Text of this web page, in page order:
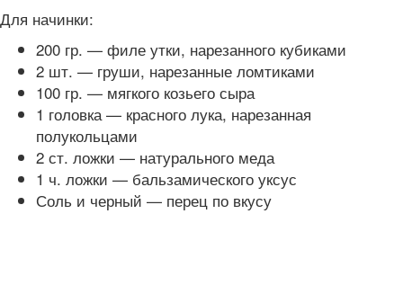
Для начинки:
200 гр. — филе утки, нарезанного кубиками
2 шт. — груши, нарезанные ломтиками
100 гр. — мягкого козьего сыра
1 головка — красного лука, нарезанная
полукольцами
2 ст. ложки — натурального меда
1 ч. ложки — бальзамического уксус
Соль и черный — перец по вкусу